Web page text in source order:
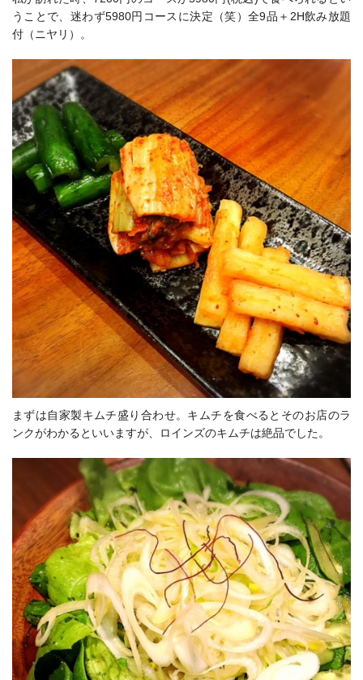
うことで、迷わず5980円コースに決定（笑）全9品＋2H飲み放題
付（ニヤリ）。
まずは自家製キムチ盛り合わせ。キムチを食べるとそのお店のラ
ンクがわかるといいますが、ロインズのキムチは絶品でした。